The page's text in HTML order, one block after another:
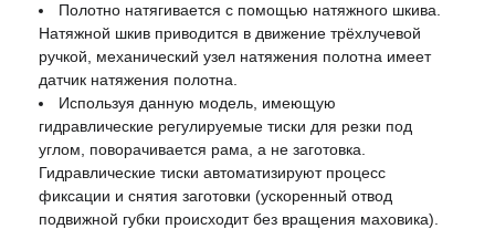
Полотно натягивается с помощью натяжного шкива.
Натяжной шкив приводится в движение трёхлучевой
ручкой, механический узел натяжения полотна имеет
датчик натяжения полотна.
Используя данную модель, имеющую
гидравлические регулируемые тиски для резки под
углом, поворачивается рама, а не заготовка.
Гидравлические тиски автоматизируют процесс
фиксации и снятия заготовки (ускоренный отвод
подвижной губки происходит без вращения маховика).